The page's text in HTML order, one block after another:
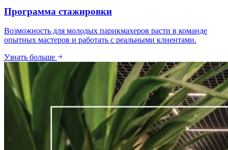
Программа стажировки
Возможность для молодых парикмахеров расти в команде
опытных мастеров и работать с реальными клиентами.
Узнать больше